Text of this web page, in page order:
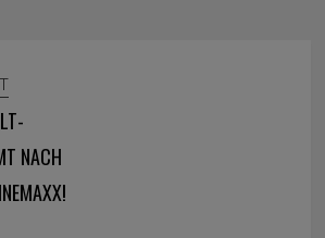
NACH